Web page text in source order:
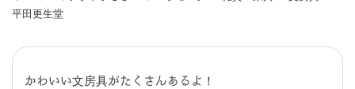
平田更生堂
かわいい文房具がたくさんあるよ！